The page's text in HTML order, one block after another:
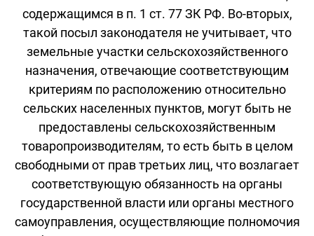
содержащимся в п. 1 ст. 77 ЗК РФ. Во-вторых,
такой посыл законодателя не учитывает, что
земельные участки сельскохозяйственного
назначения, отвечающие соответствующим
критериям по расположению относительно
сельских населенных пунктов, могут быть не
предоставлены сельскохозяйственным
товаропроизводителям, то есть быть в целом
свободными от прав третьих лиц, что возлагает
соответствующую обязанность на органы
государственной власти или органы местного
самоуправления, осуществляющие полномочия